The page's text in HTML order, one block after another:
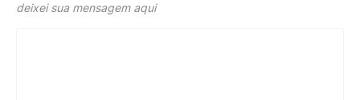
deixei sua mensagem aqui